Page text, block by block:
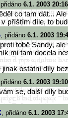
6.1. 2003
co tam dát...
v příštím díle, to
, přidáno 6.1. 2003
tobě Sandy,
mi tam docela
jinak ostatní díly
6.1. 2003
se, další díly
, přidáno 6.1. 2003